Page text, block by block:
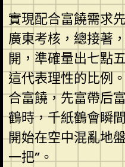
實現配合富饒需求
廣東考核，總接著
開，準確量出七點
這代表理性的比例
合富饒，先富帶后
鶴時，千紙鶴會瞬
開始在空中混亂地
一把”。